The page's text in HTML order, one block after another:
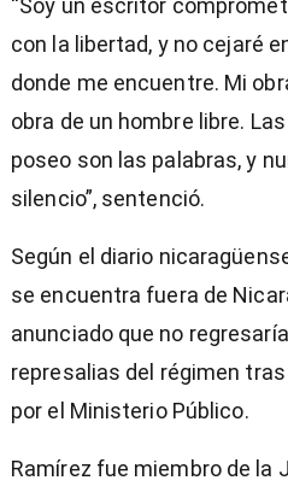
“Soy un escritor
con la libertad, y no cejaré
donde me encuentre. Mi
obra de un hombre libre.
poseo son las palabras, y
silencio”, sentenció.
Según el diario
se encuentra fuera de
anunciado que no
represalias del régimen
por el Ministerio Público.
Ramírez fue miembro de la